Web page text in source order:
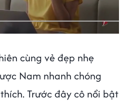
cùng vẻ đẹp nhẹ
Nam nhanh chóng
Trước đây cô nổi bật